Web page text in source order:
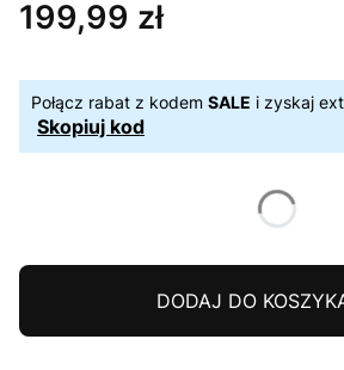
Cena
199,99 zł
Połącz rabat z kodem SALE i zyskaj
Skopiuj kod
DODAJ DO